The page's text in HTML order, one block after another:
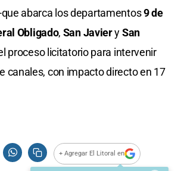
abarca los departamentos9 de
Obligado, San JavierySan
proceso licitatorio para intervenir
canales, con impacto directo en 17
+ Agregar El Litoral en